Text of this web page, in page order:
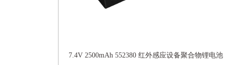
7.4V 2500mAh 552380 红外感应设备聚合物锂电池